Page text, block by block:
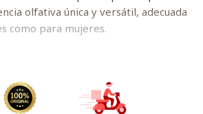
olfativa única y versátil, adecuada
como para mujeres.
notas frescas y vibrantes,
ocasión. Su aroma se despliega
que resalta la individualidad